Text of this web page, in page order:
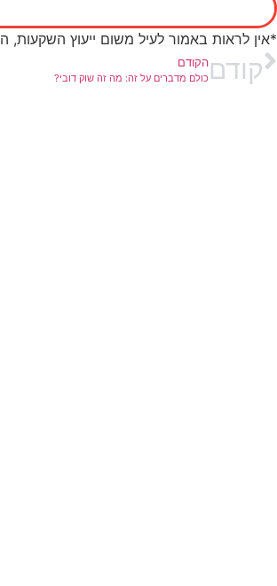
*אין לראות באמור לעיל משום ייעוץ
קודם הקודם
כולם מדברים על זה: מה זה שוק דובי?